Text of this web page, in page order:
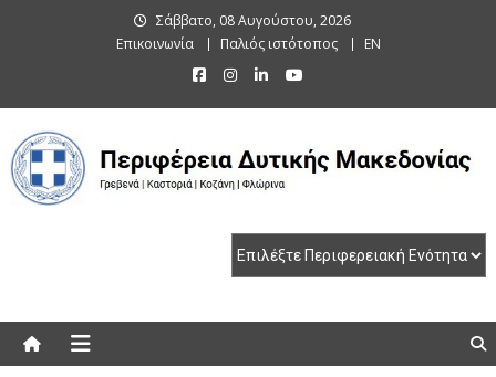
Σάββατο, 08 Αυγούστου, 2026
Επικοινωνία
Παλιός ιστότοπος EN